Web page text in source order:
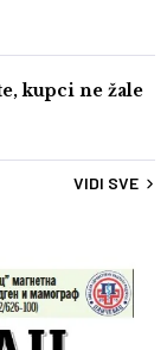
kupci ne žale
VIDI SVE